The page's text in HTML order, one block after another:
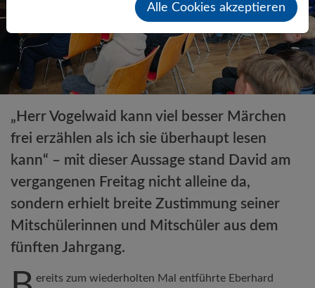
„Herr Vogelwaid kann viel besser Märchen
frei erzählen als ich sie überhaupt lesen
kann“ – mit dieser Aussage stand David am
vergangenen Freitag nicht alleine da,
sondern erhielt breite Zustimmung seiner
Mitschülerinnen und Mitschüler aus dem
fünften Jahrgang.
ereits zum wiederholten Mal entführte Eberhard
Alle Cookies akzeptieren